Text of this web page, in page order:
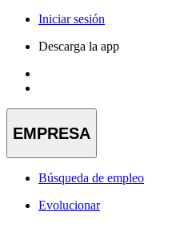
Iniciar sesión
Descarga la app
EMPRESA
Búsqueda de empleo
Evolucionar